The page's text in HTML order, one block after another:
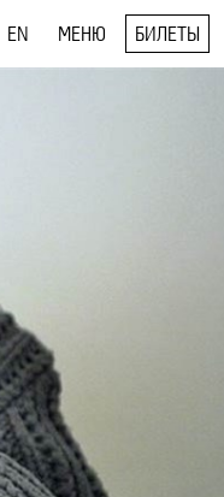
EN МЕНЮ БИЛЕТЫ